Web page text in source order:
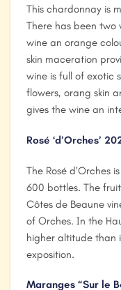
This chardonnay is
There has been two
wine an orange
skin maceration
wine is full of exotic
flowers, orang skin
gives the wine an
Rosé ‘d’Orches’
The Rosé d’Orches
600 bottles. The
Côtes de Beaune
of Orches. In the
higher altitude than
exposition.
Maranges “Sur le